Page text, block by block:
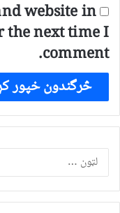
website in
the next time I
comment.